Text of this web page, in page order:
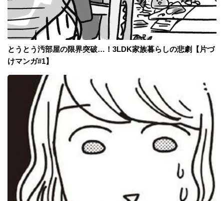
とうとう汚部屋の限界突破…！3LDK家族暮らしの悲劇【片づ
けマンガ#1】